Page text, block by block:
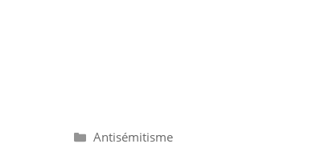
Catégories
Antisémitisme